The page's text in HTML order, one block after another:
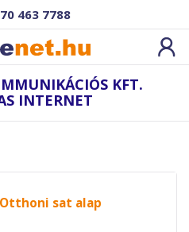
463 7788
KFT.
INTERNET
Otthoni sat alap